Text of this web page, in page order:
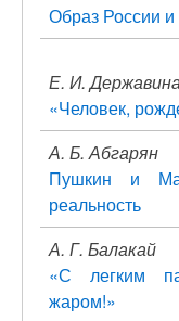
Образ России
Е. И.
«Человек,
А. Б. Абгарян
Пушкин и
реальность
А. Г. Балакай
«С легким
жаром!»